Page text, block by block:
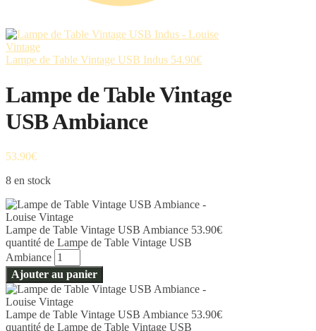
Lampe de Table Vintage USB Indus 54.90€
Lampe de Table Vintage
USB Ambiance
53.90€
8 en stock
Lampe de Table Vintage USB Ambiance 53.90€
quantité de Lampe de Table Vintage USB
Ambiance
Ajouter au panier
Lampe de Table Vintage USB Ambiance 53.90€
quantité de Lampe de Table Vintage USB